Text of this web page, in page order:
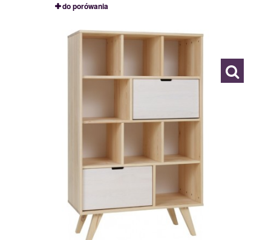
do porówania
REGAŁ
118314